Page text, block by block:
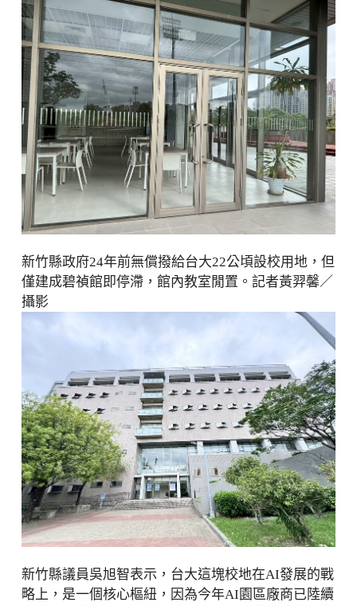
新竹縣政府24年前無償撥給台大22公頃設校用地，但
僅建成碧禎館即停滯，館內教室閒置。記者黃羿馨／
攝影
新竹縣議員吳旭智表示，台大這塊校地在AI發展的戰
略上，是一個核心樞紐，因為今年AI園區廠商已陸續